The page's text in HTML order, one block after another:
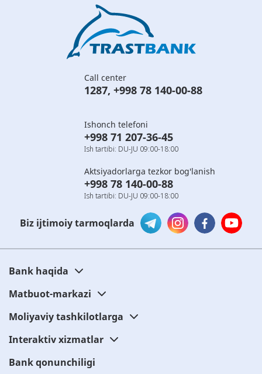
Call center
1287, +998 78 140-00-88
Ishonch telefoni
+998 71 207-36-45
Ish tartibi: DU-JU 09:00-18:00
Aktsiyadorlarga tezkor bog'lanish
+998 78 140-00-88
Ish tartibi: DU-JU 09:00-18:00
Biz ijtimoiy tarmoqlarda
Bank haqida
Matbuot-markazi
Moliyaviy tashkilotlarga
Interaktiv xizmatlar
Bank qonunchiligi